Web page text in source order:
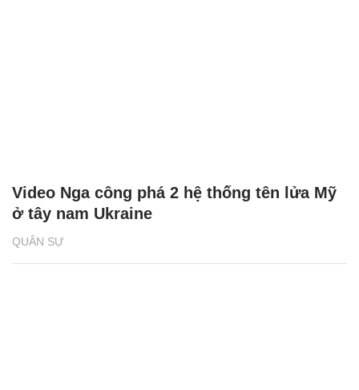
QUÂN SỰ
Video Nga công phá 2 hệ thống tên lửa Mỹ
ở tây nam Ukraine